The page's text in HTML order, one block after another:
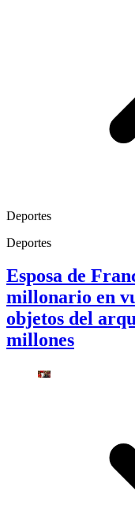
Deportes
Deportes
Esposa de
millonario en
objetos del
millones